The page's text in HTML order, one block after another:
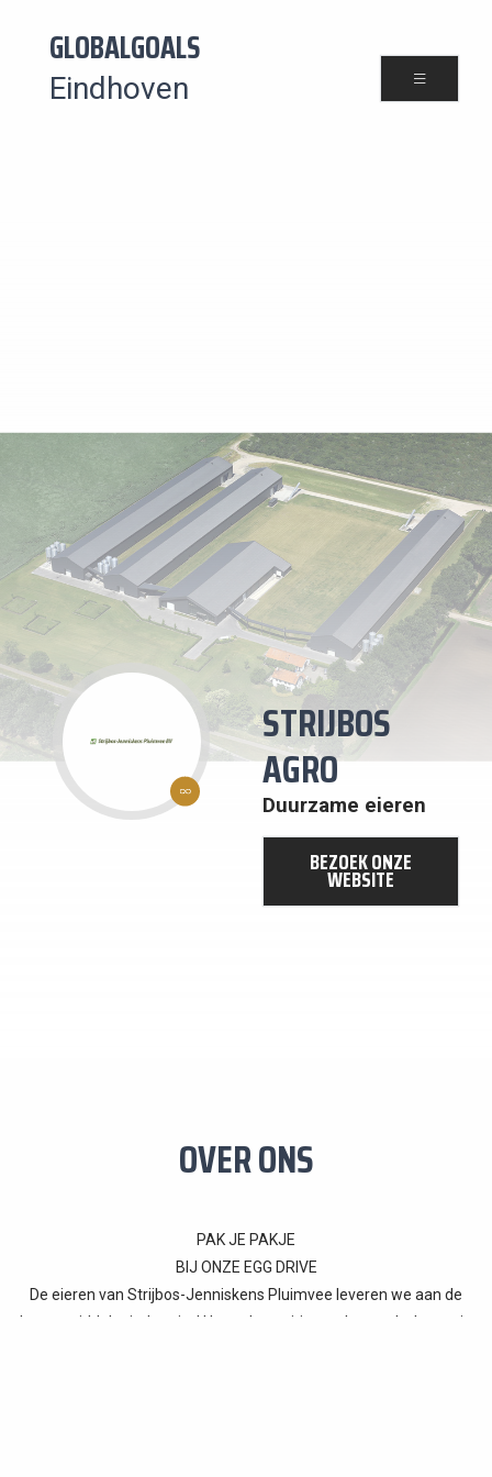
GLOBALGOALS
Eindhoven
VERANTWOORDE
CONSUMPTIE EN
PRODUCTIE
STRIJBOS
AGRO
Duurzame eieren
BEZOEK ONZE
WEBSITE
OVER ONS
PAK JE PAKJE
BIJ ONZE EGG DRIVE
De eieren van Strijbos-Jenniskens Pluimvee leveren we aan de
levensmiddelenindustrie. U kunt deze eitjes rechtstreeks kopen in